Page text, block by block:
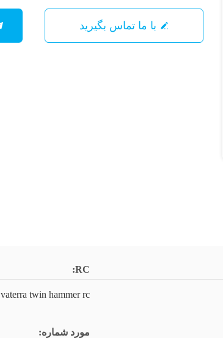
RC:
vaterra twin hammer rc
مورد شماره: